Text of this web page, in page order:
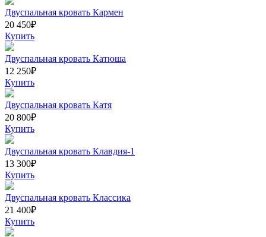
Двуспальная кровать Кармен
20 450₽
Купить
Двуспальная кровать Катюша
12 250₽
Купить
Двуспальная кровать Катя
20 800₽
Купить
Двуспальная кровать Клавдия-1
13 300₽
Купить
Двуспальная кровать Классика
21 400₽
Купить